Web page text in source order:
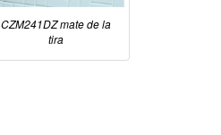
CZM241DZ mate de la
tira